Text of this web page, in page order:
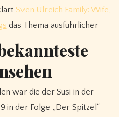
Sven Ulreich Family: Wife,
das Thema ausführlicher
war die der Susi in der
in der Folge „Der Spitzel“